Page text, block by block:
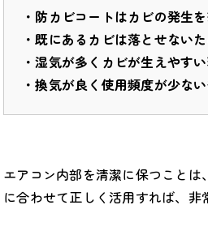
・防カビコートはカビの発生
・既にあるカビは落とせない
・湿気が多くカビが生えやす
・換気が良く使用頻度が少な
エアコン内部を清潔に保つこと
に合わせて正しく活用すれば、